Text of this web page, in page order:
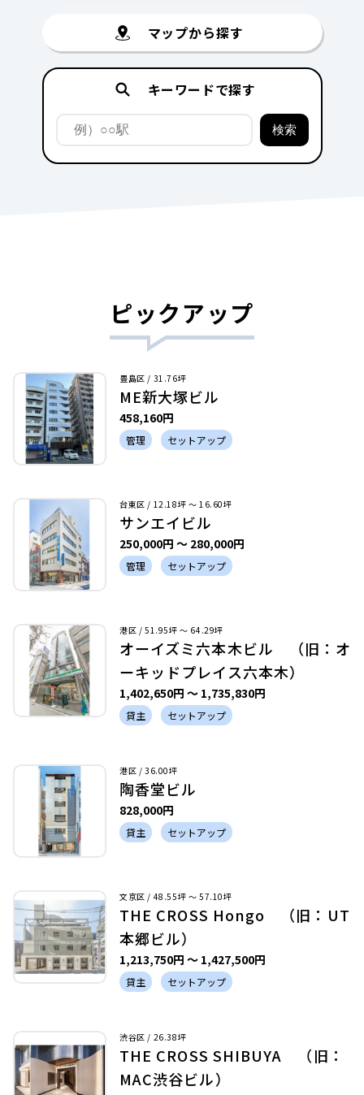
マップから探す
キーワードで探す
ピックアップ
豊島区 / 31.76坪
ME新大塚ビル
458,160円
管理 セットアップ
台東区 / 12.18坪 〜 16.60坪
サンエイビル
250,000円 〜 280,000円
管理 セットアップ
港区 / 51.95坪 〜 64.29坪
オーイズミ六本木ビル （旧：オ
ーキッドプレイス六本木）
1,402,650円 〜 1,735,830円
貸主 セットアップ
港区 / 36.00坪
陶香堂ビル
828,000円
貸主 セットアップ
文京区 / 48.55坪 〜 57.10坪
THE CROSS Hongo （旧：UT
本郷ビル）
1,213,750円 〜 1,427,500円
貸主 セットアップ
渋谷区 / 26.38坪
THE CROSS SHIBUYA （旧：
MAC渋谷ビル）